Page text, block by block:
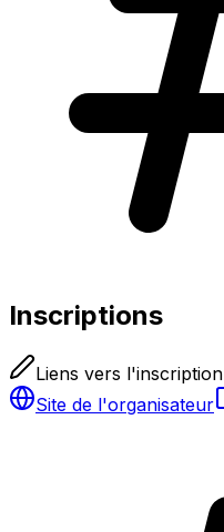
Inscriptions
Liens vers l'inscription
Site de l'organisateur